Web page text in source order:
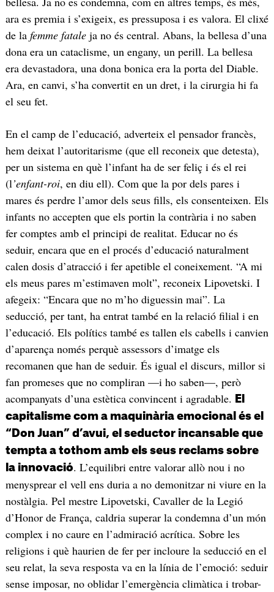
ara es premia i s’exigeix, es pressuposa i es valora. El clixé
de la femme fataleja no és central. Abans, la bellesa d’una
dona era un cataclisme, un engany, un perill. La bellesa
era devastadora, una dona bonica era la porta del Diable.
Ara, en canvi, s’ha convertit en un dret, i la cirurgia hi fa
el seu fet.
En el camp de l’educació, adverteix el pensador francès,
hem deixat l’autoritarisme (que ell reconeix que detesta),
per un sistema en què l’infant ha de ser feliç i és el rei
(l’enfant-roi, en diu ell). Com que la por dels pares i
mares és perdre l’amor dels seus fills, els consenteixen. Els
infants no accepten que els portin la contrària i no saben
fer comptes amb el principi de realitat. Educar no és
seduir, encara que en el procés d’educació naturalment
calen dosis d’atracció i fer apetible el coneixement. “A mi
els meus pares m’estimaven molt”, reconeix Lipovetski. I
afegeix: “Encara que no m’ho diguessin mai”. La
seducció, per tant, ha entrat també en la relació filial i en
l’educació. Els polítics també es tallen els cabells i canvien
d’aparença només perquè assessors d’imatge els
recomanen que han de seduir. És igual el discurs, millor si
fan promeses que no compliran —i ho saben—, però
acompanyats d’una estètica convincent i agradable.
El
capitalisme com a maquinària emocional és el
“Don Juan” d’avui, el seductor incansable que
tempta a tothom amb els seus reclams sobre
la innovació. L’equilibri entre valorar allò nou i no
menysprear el vell ens duria a no demonitzar ni viure en la
nostàlgia. Pel mestre Lipovetski, Cavaller de la Legió
d’Honor de França, caldria superar la condemna d’un món
complex i no caure en l’admiració acrítica. Sobre les
religions i què haurien de fer per incloure la seducció en el
seu relat, la seva resposta va en la línia de l’emoció: seduir
sense imposar, no oblidar l’emergència climàtica i trobar-